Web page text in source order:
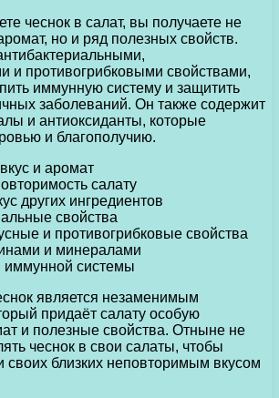
чеснок в салат, вы получаете не
но и ряд полезных свойств.
и противогрибковыми свойствами,
иммунную систему и защитить
заболеваний. Он также содержит
и антиоксиданты, которые
и благополучию.
и аромат
салату
других ингредиентов
свойства
и противогрибковые свойства
и минералами
иммунной системы
является незаменимым
придаёт салату особую
и полезные свойства. Отныне не
чеснок в свои салаты, чтобы
своих близких неповторимым вкусом